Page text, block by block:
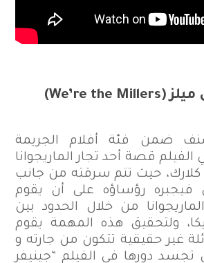
ميلز(We’re the Millers)
ضمن فئة أفلام الجريمة
الفيلم قصة أحد تجار الماريجوانا
كلارك، حيث تتم سرقته من جانب
رؤساؤه على أن يقوم
من خلال الحدود بين
ولتحقيق هذه المهمة يقوم
غير حقيقية تتكون من جارته و
تجسد دورها في الفيلم “جينيفر